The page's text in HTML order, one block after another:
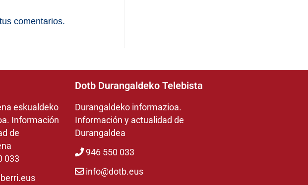
comentarios.
eskualdeko
Información
de
033
Dotb Durangaldeko Telebista
Durangaldeko informazioa.
Información y actualidad de
Durangaldea
946 550 033
info@dotb.eus